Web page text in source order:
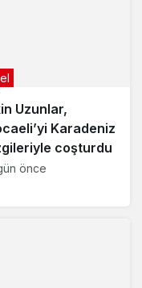
Uzunlar,
Karadeniz
coşturdu
önce